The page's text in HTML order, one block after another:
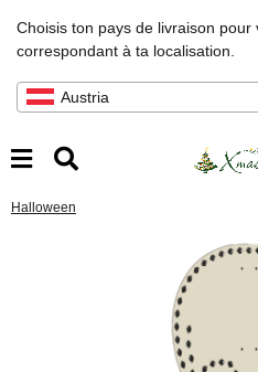
Choisis ton pays de livraison
correspondant à ta localisation.
Austria
Halloween